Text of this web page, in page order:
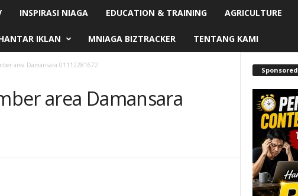
INSPIRASI NIAGA EDUCATION & TRAINING AGRICULTURE
IKLAN MNIAGA BIZTRACKER TENTANG KAMI
area Damansara 01112281672
area Damansara
Sponsored